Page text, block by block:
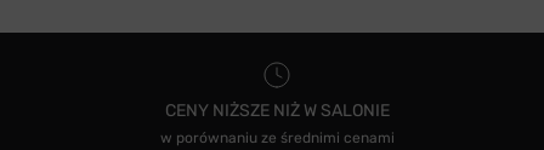
CENY NIŻSZE NIŻ W SALONIE
w porównaniu ze średnimi cenami